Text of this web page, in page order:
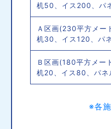
机50、イス200、パ
Ａ区画(230平方メー
机30、イス120、パ
Ｂ区画(180平方メー
机20、イス80、パネ
※各